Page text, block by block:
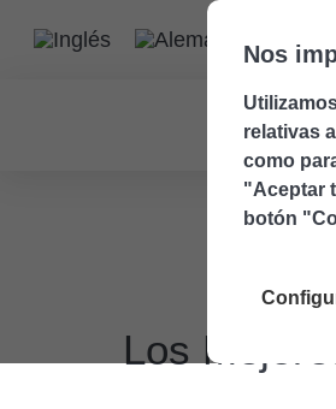
Los
Nos
relativas
como
"Aceptar
botón